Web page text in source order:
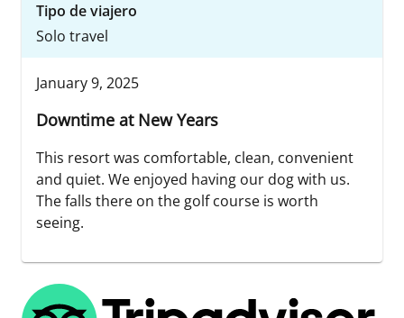
Tipo de viajero
Solo travel
January 9, 2025
Downtime at New Years
This resort was comfortable, clean, convenient
and quiet. We enjoyed having our dog with us.
The falls there on the golf course is worth
seeing.